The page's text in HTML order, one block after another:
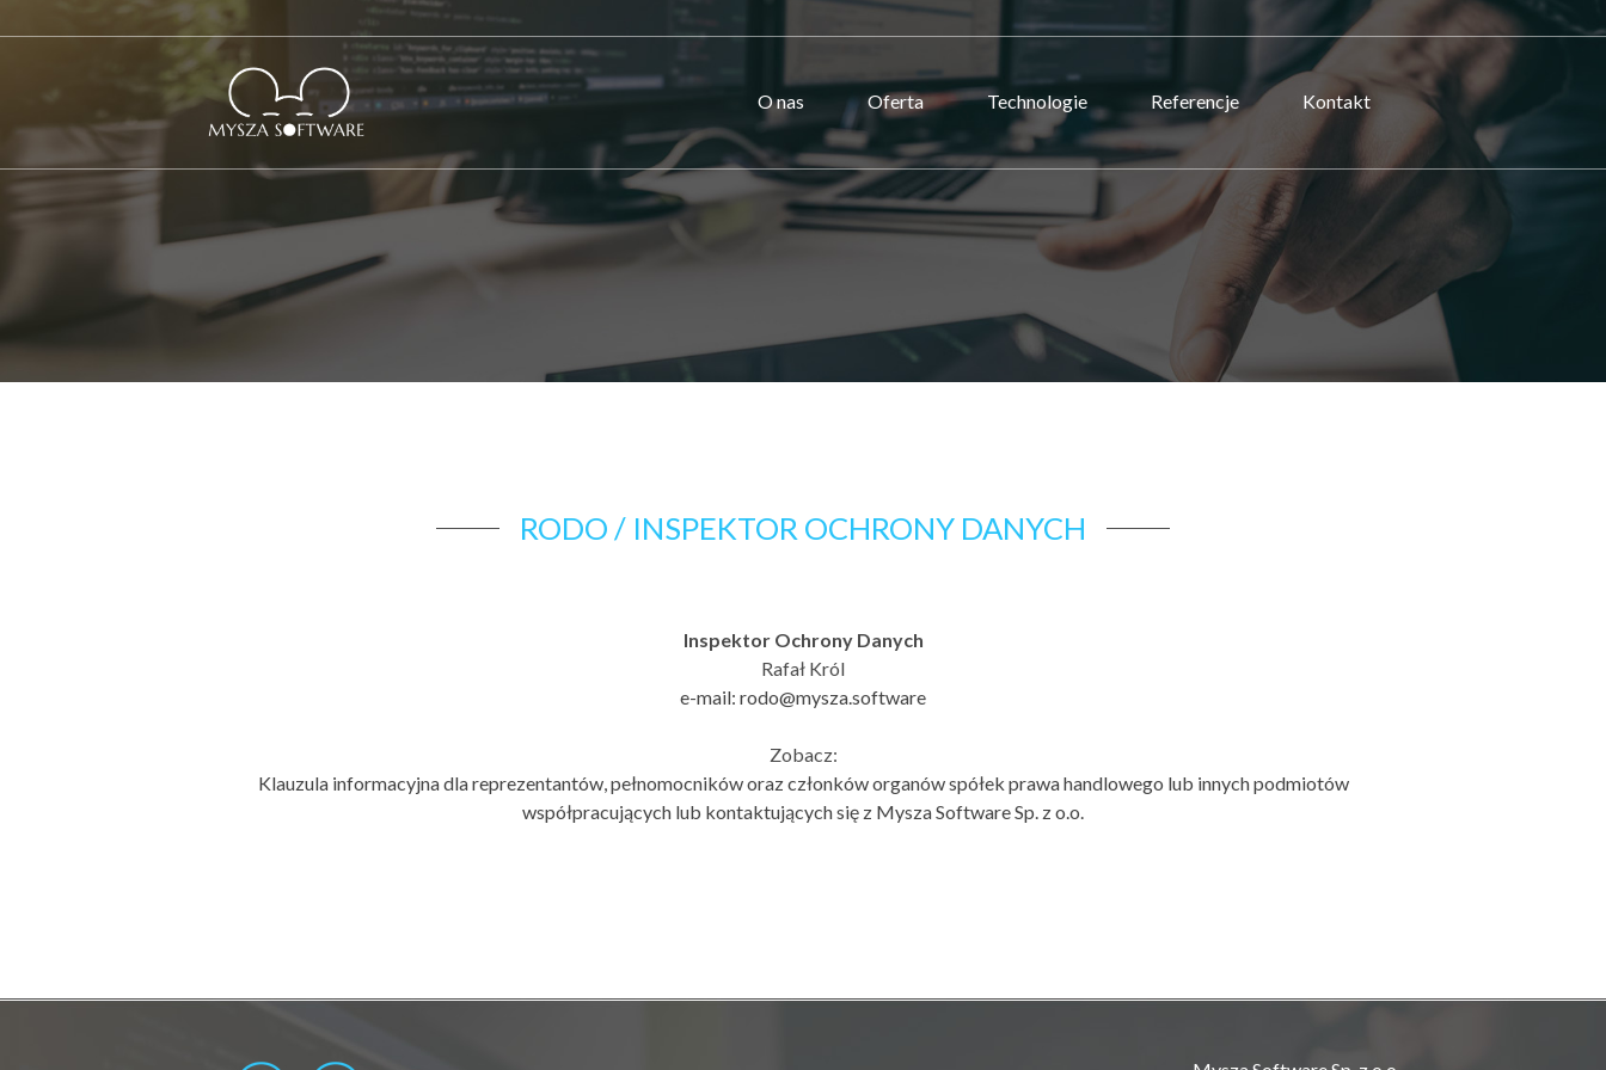
O nas Oferta Technologie Referencje Kontakt
RODO / INSPEKTOR OCHRONY DANYCH
Inspektor Ochrony Danych
Rafał Król
e-mail: rodo@mysza.software
Zobacz:
Klauzula informacyjna dla reprezentantów, pełnomocników oraz członków organów spółek prawa handlowego lub innych podmiotów
współpracujących lub kontaktujących się z Mysza Software Sp. z o.o.